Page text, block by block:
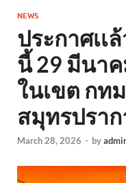
NEWS
ประกาศเเ
นี้ 29 มีนา
ในเขต กท
สมุทรปราก
March 28, 2026 - by